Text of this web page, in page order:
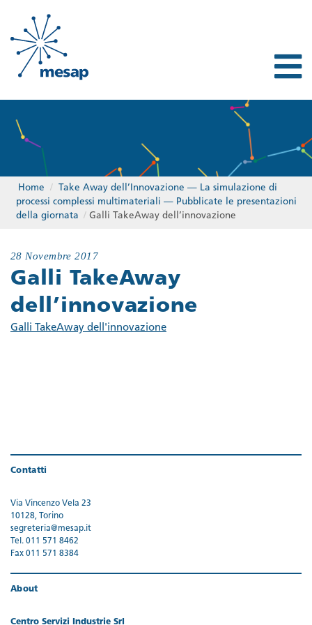
Home /
Take Away dell’Innovazione — La simulazione di
processi complessi multimateriali — Pubblicate le presentazioni
della giornata
/Galli TakeAway dell’innovazione
28 Novembre 2017
Galli TakeAway
dell’innovazione
Galli TakeAway dell'innovazione
Contatti
Via Vincenzo Vela 23
10128, Torino
segreteria@mesap.it
Tel. 011 571 8462
Fax 011 571 8384
About
Centro Servizi Industrie Srl